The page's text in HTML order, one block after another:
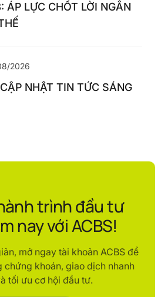
LỰC CHỐT LỜI NGẮN
2026
NHẬT TIN TỨC SÁNG
trình đầu tư
nay với ACBS!
mở ngay tài khoản ACBS để
chứng khoán, giao dịch nhanh
tối ưu cơ hội đầu tư.